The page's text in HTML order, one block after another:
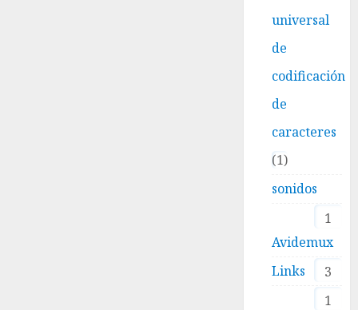
universal
de
codificación
de
caracteres
1
sonidos
1
Avidemux
3
Links
1